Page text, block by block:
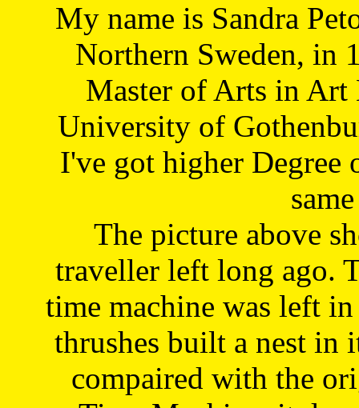
My name is Sandra
Northern Sweden, in
Master of Arts in Art
University of
I've got higher Degree
The picture above
traveller left long ago.
time machine was left
thrushes built a nest in
compaired with the